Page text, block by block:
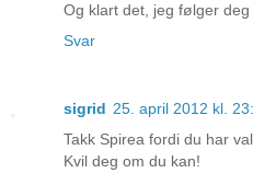
Og klart det, jeg følger
Svar
sigrid 25. april 2012 kl.
Takk Spirea fordi du har
Kvil deg om du kan!